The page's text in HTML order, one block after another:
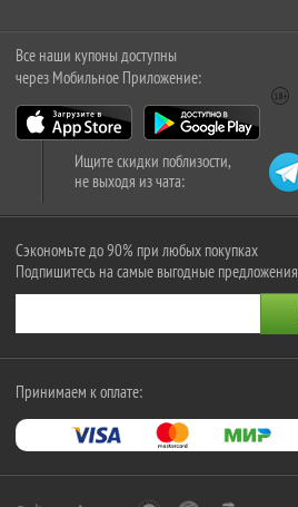
Все наши купоны доступны
через Мобильное Приложение:
Ищите скидки поблизости,
не выходя из чата:
Сэкономьте до 90% при любых покупках
Подпишитесь на самые выгодные предложения
Принимаем к оплате: